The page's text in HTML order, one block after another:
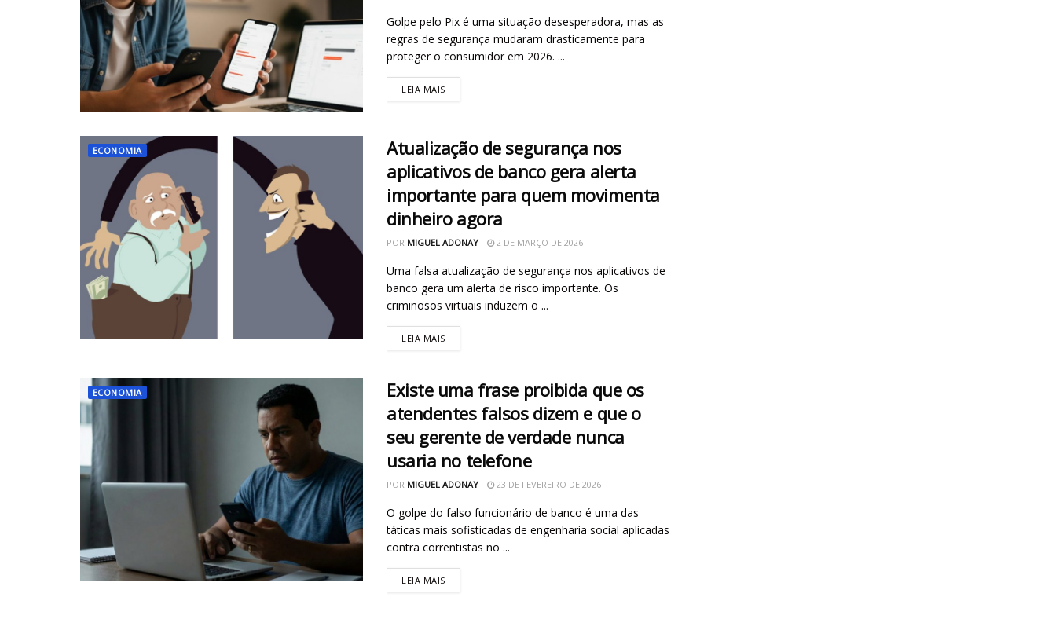
Golpe pelo Pix é uma situação desesperadora, mas as
regras de segurança mudaram drasticamente para
proteger o consumidor em 2026. ...
LEIA MAIS
ECONOMIA
Atualização de segurança nos
aplicativos de banco gera alerta
importante para quem movimenta
dinheiro agora
POR MIGUEL ADONAY 2 DE MARÇO DE 2026
Uma falsa atualização de segurança nos aplicativos de
banco gera um alerta de risco importante. Os
criminosos virtuais induzem o ...
LEIA MAIS
ECONOMIA
Existe uma frase proibida que os
atendentes falsos dizem e que o
seu gerente de verdade nunca
usaria no telefone
POR MIGUEL ADONAY 23 DE FEVEREIRO DE 2026
O golpe do falso funcionário de banco é uma das
táticas mais sofisticadas de engenharia social aplicadas
contra correntistas no ...
LEIA MAIS